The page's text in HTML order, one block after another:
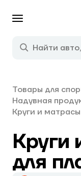
Товары для
Надувная
Круги и
Круги
для